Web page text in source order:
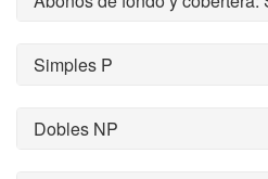
Simples P
Dobles NP